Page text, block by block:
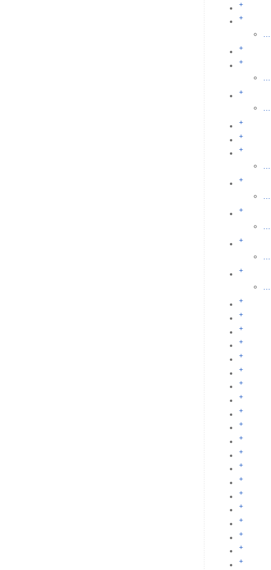
+
+
+
+
...
+
...
+
+
+
+
+
+
+
+
+
+
+
+
+
+
+
+
+
+
+
+
+
+
+
+
+
+
+